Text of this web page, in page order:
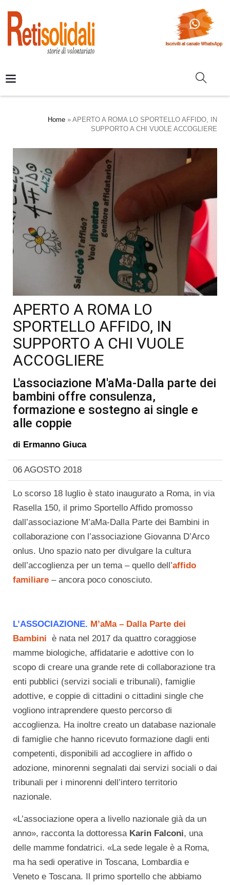
Home » APERTO A ROMA LO SPORTELLO AFFIDO, IN
SUPPORTO A CHI VUOLE ACCOGLIERE
APERTO A ROMA LO
SPORTELLO AFFIDO, IN
SUPPORTO A CHI VUOLE
ACCOGLIERE
L'associazione M'aMa-Dalla parte dei
bambini offre consulenza,
formazione e sostegno ai single e
alle coppie
di Ermanno Giuca
06 AGOSTO 2018
Lo scorso 18 luglio è stato inaugurato a Roma, in via
Rasella 150, il primo Sportello Affido promosso
dall’associazione M’aMa-Dalla Parte dei Bambini in
collaborazione con l’associazione Giovanna D’Arco
onlus. Uno spazio nato per divulgare la cultura
dell’accoglienza per un tema – quello dell’affido
familiare – ancora poco conosciuto.
L’ASSOCIAZIONE. M’aMa – Dalla Parte dei
Bambini è nata nel 2017 da quattro coraggiose
mamme biologiche, affidatarie e adottive con lo
scopo di creare una grande rete di collaborazione tra
enti pubblici (servizi sociali e tribunali), famiglie
adottive, e coppie di cittadini o cittadini single che
vogliono intraprendere questo percorso di
accoglienza. Ha inoltre creato un database nazionale
di famiglie che hanno ricevuto formazione dagli enti
competenti, disponibili ad accogliere in affido o
adozione, minorenni segnalati dai servizi sociali o dai
tribunali per i minorenni dell’intero territorio
nazionale.
«L’associazione opera a livello nazionale già da un
anno», racconta la dottoressa Karin Falconi, una
delle mamme fondatrici. «La sede legale è a Roma,
ma ha sedi operative in Toscana, Lombardia e
Veneto e Toscana. Il primo sportello che abbiamo